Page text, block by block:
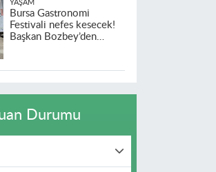
YAŞAM
Bursa Gastronomi
Festivali nefes kesecek!
Başkan Bozbey’den
Durumu